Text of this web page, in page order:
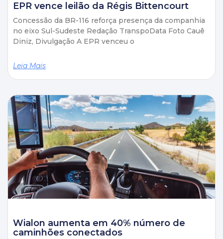
EPR vence leilão da Régis Bittencourt
Concessão da BR-116 reforça presença da companhia
no eixo Sul-Sudeste Redação TranspoData Foto Cauê
Diniz, Divulgação A EPR venceu o
Leia Mais
Wialon aumenta em 40% número de
caminhões conectados